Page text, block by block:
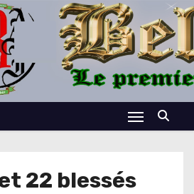
22 blessés